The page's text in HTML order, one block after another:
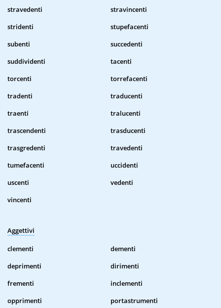
stravedenti
stravincenti
stridenti
stupefacenti
subenti
succedenti
suddividenti
tacenti
torcenti
torrefacenti
tradenti
traducenti
traenti
tralucenti
trascendenti
trasducenti
trasgredenti
travedenti
tumefacenti
uccidenti
uscenti
vedenti
vincenti
Aggettivi
clementi
dementi
deprimenti
dirimenti
frementi
inclementi
opprimenti
portastrumenti